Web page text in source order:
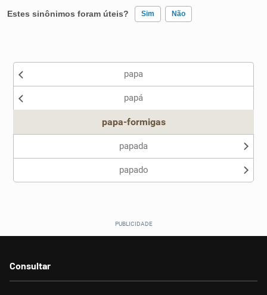
Dicionário
Estes sinônimos foram úteis? Sim Não
Nenhum dos sinônimos apresentados me ajudou
papa
papá
papa-formigas
papada
papado
Consultar